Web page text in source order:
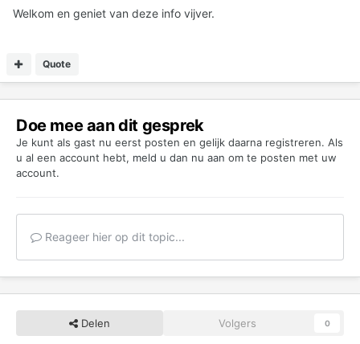
Welkom en geniet van deze info vijver.
Quote
Doe mee aan dit gesprek
Je kunt als gast nu eerst posten en gelijk daarna registreren. Als
u al een account hebt, meld u dan nu aan om te posten met uw
account.
Reageer hier op dit topic...
Delen Volgers 0